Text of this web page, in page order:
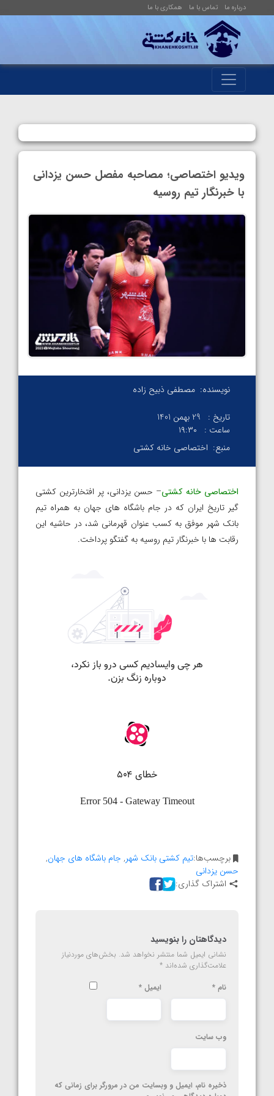
درباره ما تماس با ما همکاری با ما
ویدیو اختصاصی؛ مصاحبه مفصل حسن یزدانی
با خبرنگار تیم روسیه
نویسنده: مصطفی ذبیح زاده
تاریخ :
29 بهمن 1401
ساعت :
۱۹:۳۰
منبع: اختصاصی خانه کشتی
اختصاصی خانه کشتی– حسن یزدانی، پر افتخارترین کشتی
گیر تاریخ ایران که در جام باشگاه های جهان به همراه تیم
بانک شهر موفق به کسب عنوان قهرمانی شد، در حاشیه این
رقابت ها با خبرنگار تیم روسیه به گفتگو پرداخت.
برچسب‌ها:تیم کشتی بانک شهر, جام باشگاه های جهان,
حسن یزدانی
اشتراک گذاری:
دیدگاهتان را بنویسید
نشانی ایمیل شما منتشر نخواهد شد. بخش‌های موردنیاز
علامت‌گذاری شده‌اند *
نام * ایمیل *
وب‌ سایت
ذخیره نام، ایمیل و وبسایت من در مرورگر برای زمانی که